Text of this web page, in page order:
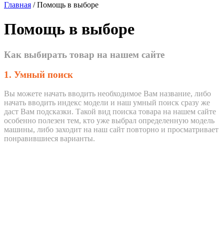
Главная /Помощь в выборе
Помощь в выборе
Как выбирать товар на нашем сайте
1. Умный поиск
Вы можете начать вводить необходимое Вам название, либо
начать вводить индекс модели и наш умный поиск сразу же
даст Вам подсказки. Такой вид поиска товара на нашем сайте
особенно полезен тем, кто уже выбрал определенную модель
машины, либо заходит на наш сайт повторно и просматривает
понравившиеся варианты.